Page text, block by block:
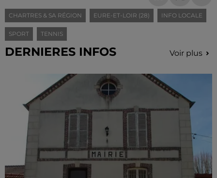
CHARTRES & SA RÉGION EURE-ET-LOIR (28) INFO LOCALE
SPORT TENNIS
DERNIERES INFOS Voir plus